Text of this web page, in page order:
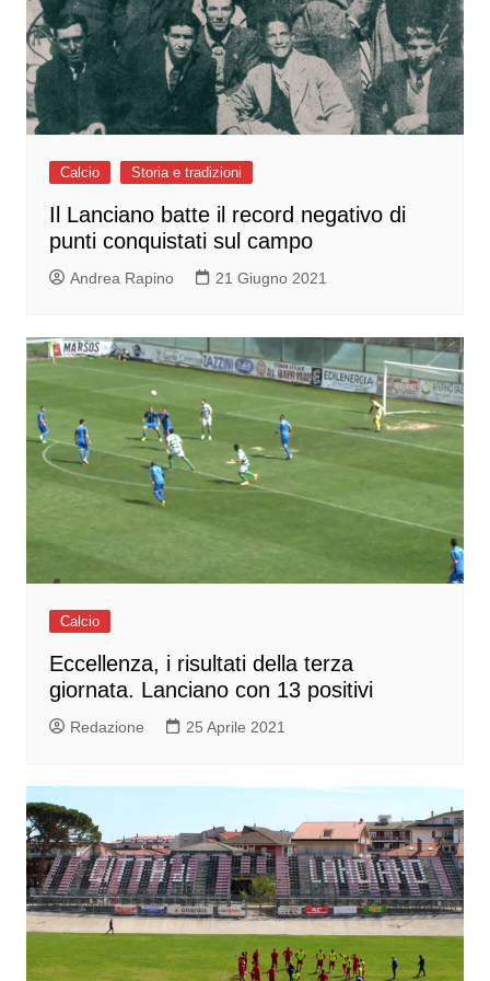
Calcio Storia e tradizioni
Il Lanciano batte il record negativo di
punti conquistati sul campo
Andrea Rapino 21 Giugno 2021
Calcio
Eccellenza, i risultati della terza
giornata. Lanciano con 13 positivi
Redazione 25 Aprile 2021